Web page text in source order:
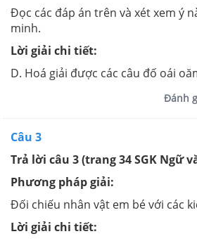
Đọc các đáp án trên và xét xem ý
minh.
Lời giải chi tiết:
D. Hoá giải được các câu đố oái
Đánh
Câu 3
Trả lời câu 3 (trang 34 SGK Ngữ
Phương pháp giải:
Đối chiếu nhân vật em bé với các
Lời giải chi tiết: